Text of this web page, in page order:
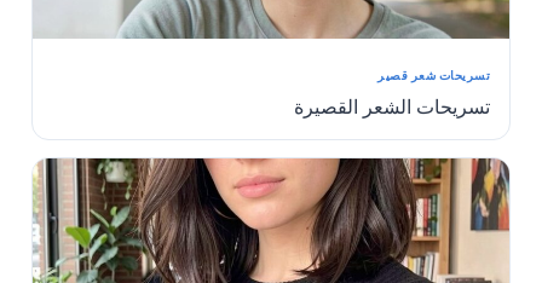
تسريحات شعر قصير
تسريحات الشعر القصيرة